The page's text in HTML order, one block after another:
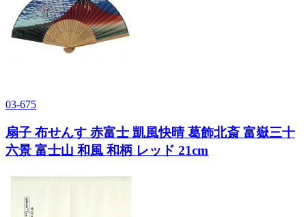
03-675
扇子 布せんす 赤富士 凱風快晴 葛飾北斎 富嶽三十
六景 富士山 和風 和柄 レッド 21cm